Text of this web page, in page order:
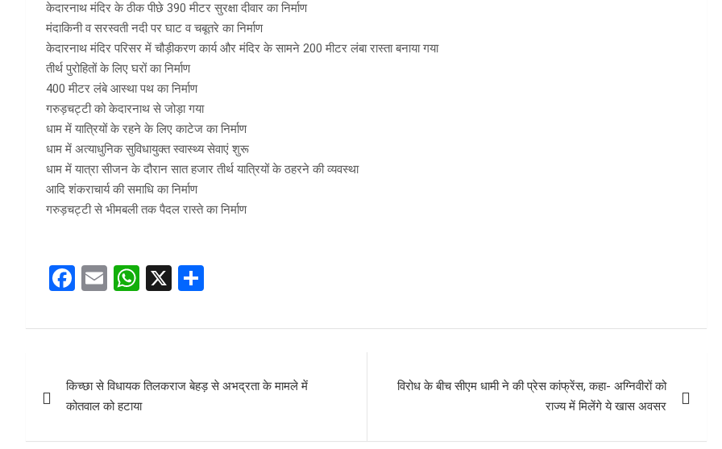
केदारनाथ मंदिर के ठीक पीछे 390 मीटर सुरक्षा दीवार का निर्माण
मंदाकिनी व सरस्वती नदी पर घाट व चबूतरे का निर्माण
केदारनाथ मंदिर परिसर में चौड़ीकरण कार्य और मंदिर के सामने 200 मीटर लंबा रास्ता बनाया गया
तीर्थ पुरोहितों के लिए घरों का निर्माण
400 मीटर लंबे आस्था पथ का निर्माण
गरुड़चट्टी को केदारनाथ से जोड़ा गया
धाम में यात्रियों के रहने के लिए काटेज का निर्माण
धाम में अत्याधुनिक सुविधायुक्त स्वास्थ्य सेवाएं शुरू
धाम में यात्रा सीजन के दौरान सात हजार तीर्थ यात्रियों के ठहरने की व्यवस्था
आदि शंकराचार्य की समाधि का निर्माण
गरुड़चट्टी से भीमबली तक पैदल रास्ते का निर्माण
F
ce
o
o
k
E
ail
W
at
A
p
p
X
ar
navigation
किच्छा से विधायक तिलकराज बेहड़ से अभद्रता के मामले में
कोतवाल को हटाया
विरोध के बीच सीएम धामी ने की प्रेस कांफ्रेंस, कहा- अग्निवीरों को
राज्य में मिलेंगे ये खास अवसर